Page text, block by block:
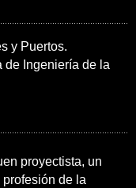
y Puertos.
de Ingeniería de la
proyectista, un
de la